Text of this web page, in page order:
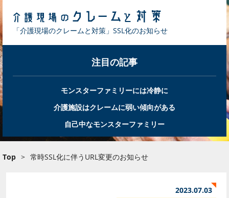
「介護現場のクレームと対策」SSL化のお知らせ
注目の記事
モンスターファミリーには冷静に
介護施設はクレームに弱い傾向がある
自己中なモンスターファミリー
Top > 常時SSL化に伴うURL変更のお知らせ
2023.07.03